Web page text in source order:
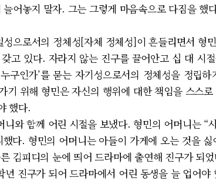
어놓지 말자. 그는 그렇게 마음속으로 다짐을 했
으로서의 정체성[자체 정체성]이 흔들리면서 형
고 있다. 자라지 않는 진구를 끌어안고 십 대 시
구인가’를 묻는 자기성으로서의 정체성을 정립
기 위해 형민은 자신의 행위에 대한 책임을 스스
했다.
와 함께 어린 시절을 보냈다. 형민의 어머니는 “
다. 형민의 어머니는 아들이 가게에 오는 것을
김피디의 눈에 띄어 드라마에 출연해 진구가 되
진구가 되어 드라마에서 어린 동생을 늘 업어